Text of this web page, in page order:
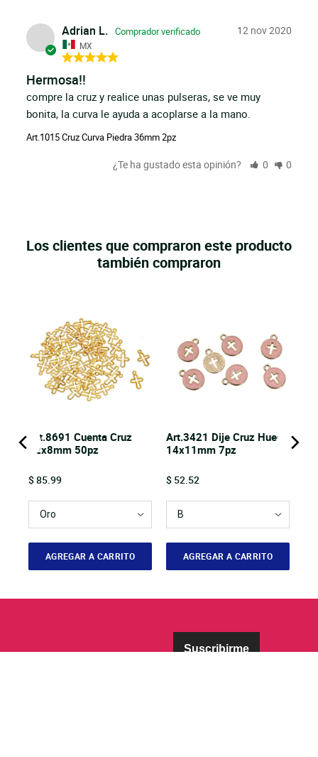
12 nov 2020
Adrian L.
MX
Hermosa!!
compre la cruz y realice unas pulseras, se ve muy
bonita, la curva le ayuda a acoplarse a la mano.
Art.1015 Cruz Curva Piedra 36mm 2pz
¿Te ha gustado esta opinión? 0 0
Los clientes que compraron este producto
también compraron
Art.8691 Cuenta Cruz
12x8mm 50pz
Price
$ 85.99
AGREGAR A CARRITO
Art.3421 Dije Cruz Hueca
14x11mm 7pz
Price
$ 52.52
AGREGAR A CARRITO
Suscribirme